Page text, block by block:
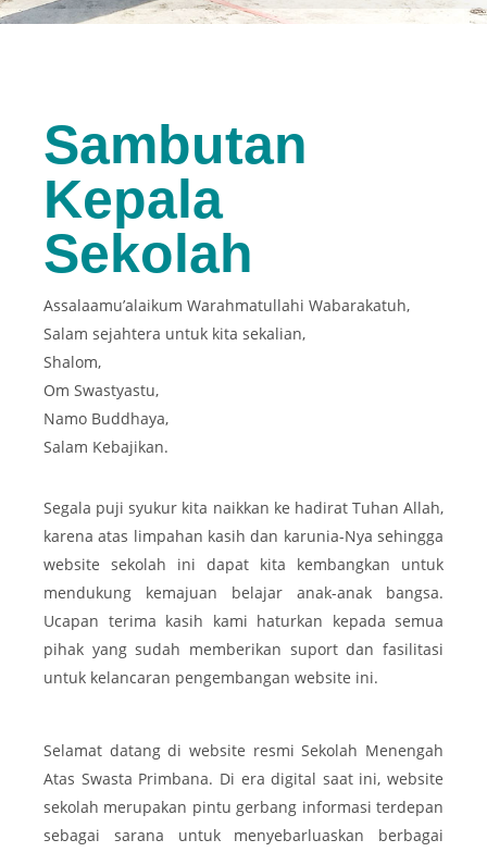
Sambutan
Kepala
Sekolah
Assalaamu’alaikum Warahmatullahi Wabarakatuh,
Salam sejahtera untuk kita sekalian,
Shalom,
Om Swastyastu,
Namo Buddhaya,
Salam Kebajikan.
Segala puji syukur kita naikkan ke hadirat Tuhan Allah,
karena atas limpahan kasih dan karunia-Nya sehingga
website sekolah ini dapat kita kembangkan untuk
mendukung kemajuan belajar anak-anak bangsa.
Ucapan terima kasih kami haturkan kepada semua
pihak yang sudah memberikan suport dan fasilitasi
untuk kelancaran pengembangan website ini.
Selamat datang di website resmi Sekolah Menengah
Atas Swasta Primbana. Di era digital saat ini, website
sekolah merupakan pintu gerbang informasi terdepan
sebagai sarana untuk menyebarluaskan berbagai